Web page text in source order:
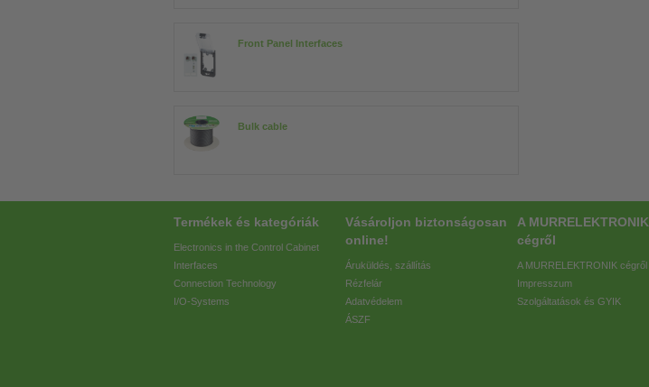
Front Panel Interfaces
Bulk cable
Termékek és kategóriák
Electronics in the Control Cabinet
Interfaces
Connection Technology
I/O-Systems
Vásároljon biztonságosan
online!
Áruküldés, szállítás
Rézfelár
Adatvédelem
ÁSZF
A MURRELEKTRONIK
cégről
A MURRELEKTRONIK cégről
Impresszum
Szolgáltatások és GYIK